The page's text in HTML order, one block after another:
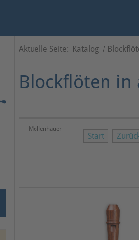
Aktuelle Seite: Katalog /
Blockflöten in
Mollenhauer
Start